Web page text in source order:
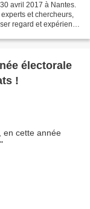
avril 2017 à Nantes.
et chercheurs,
regard et expérience
électorale
!